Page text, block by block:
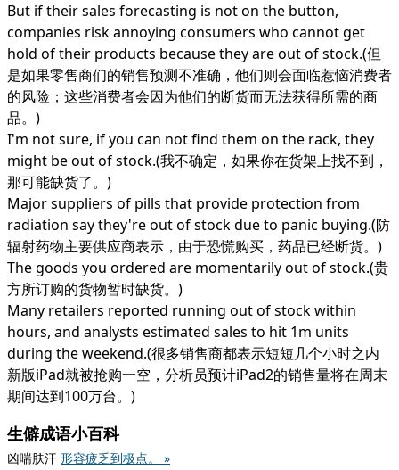
But if their sales forecasting is not on the button,
companies risk annoying consumers who cannot get
hold of their products because they are out of stock.(但
是如果零售商们的销售预测不准确，他们则会面临惹恼消费者
的风险；这些消费者会因为他们的断货而无法获得所需的商
品。)
I'm not sure, if you can not find them on the rack, they
might be out of stock.(我不确定，如果你在货架上找不到，
那可能缺货了。)
Major suppliers of pills that provide protection from
radiation say they're out of stock due to panic buying.(防
辐射药物主要供应商表示，由于恐慌购买，药品已经断货。)
The goods you ordered are momentarily out of stock.(贵
方所订购的货物暂时缺货。)
Many retailers reported running out of stock within
hours, and analysts estimated sales to hit 1m units
during the weekend.(很多销售商都表示短短几个小时之内
新版iPad就被抢购一空，分析员预计iPad2的销售量将在周末
期间达到100万台。)
生僻成语小百科
凶喘肤汗 形容疲乏到极点。 »